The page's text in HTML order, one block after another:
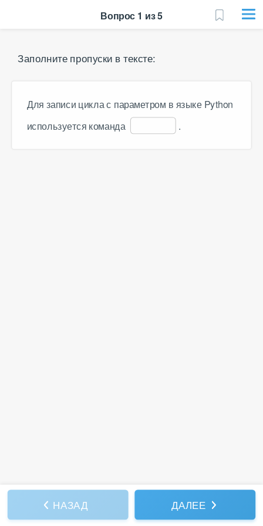
Заполните пропуски в тексте:
Для записи цикла с параметром в языке Python
используется команда .
Вопрос 1 из 5
НАЗАД ДАЛЕЕ